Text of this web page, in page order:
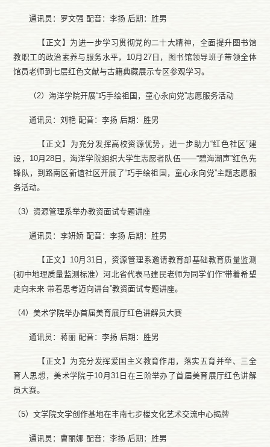
通讯员：罗文强 配音： 李扬 后期：胜男
【正文】为进一步学习贯彻党的二十大精神，全面提升图书馆
教职工的政治素养与服务水平， 10月27日，图书馆领导班子带领全体
馆员老师到七层红色文献与古籍典藏展示专区参观学习。
（2）海洋学院开展“巧手绘祖国，童心永向党”志愿服务活动
通讯员：刘艳 配音： 李扬 后期：胜男
【正文】为充分发挥高校资源优势， 进一步助力“红色社区”建
设，10月28日，海洋学院组织大学生志愿者队伍——“碧海潮声”红色先
锋队，到路南区新谊社区开展了“巧手绘祖国，童心永向党”主题志愿服
务活动。
（3）资源管理系举办教资面试专题讲座
通讯员：李妍娇 配音： 李扬 后期：胜男
【正文】 10月31日，资源管理系邀请教育部基础教育质量监测
(初中地理质量监测标准）河北省代表马建民老师为同学们作“带着希望
走向未来 带着思考迈向讲台”教资面试专题讲座。
（4）美术学院举办首届美育展厅红色讲解员大赛
通讯员：蒋丽 配音： 李扬 后期：胜男
【正文】为充分发挥爱国主义教育作用，落实五育并举、三全
育人思想，美术学院于10月31日在三阶举办了首届美育展厅红色讲解
员大赛。
（5）文学院文学创作基地在丰南七步楼文化艺术交流中心揭牌
通讯员：曹丽娜 配音： 李扬 后期：胜男